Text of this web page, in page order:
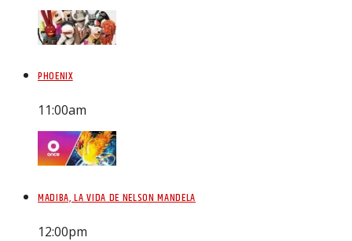
PHOENIX
11:00am
MADIBA, LA VIDA DE NELSON MANDELA
12:00pm